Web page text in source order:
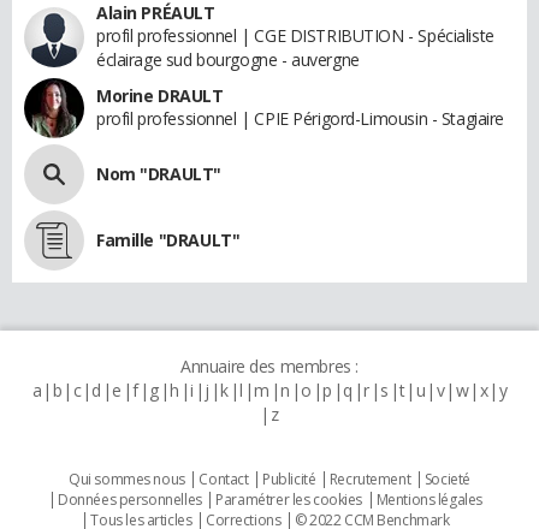
Alain PRÉAULT
profil professionnel | CGE DISTRIBUTION - Spécialiste
éclairage sud bourgogne - auvergne
Morine DRAULT
profil professionnel | CPIE Périgord-Limousin - Stagiaire
Nom "DRAULT"
Famille "DRAULT"
Annuaire des membres :
a b c d e f g h i j k l m n o p q r s t u v w x y
z
Qui sommes nous Contact Publicité Recrutement
Societé
Données personnelles
Paramétrer les cookies
Mentions légales
Tous les articles
Corrections © 2022 CCM Benchmark